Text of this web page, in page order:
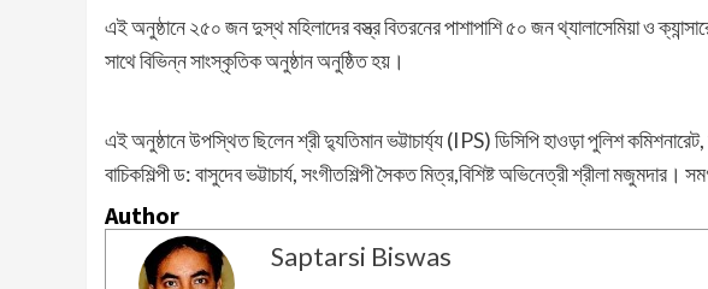
এই অনুষ্ঠানে ২৫০ জন দুস্থ মহিলাদের বস্ত্র বিতরনের পাশাপাশি ৫০ জন থ্যালাসেমিয়া ও
সাথে বিভিন্ন সাংস্কৃতিক অনুষ্ঠান অনুষ্ঠিত হয়।
এই অনুষ্ঠানে উপস্থিত ছিলেন শ্রী দ্যুতিমান ভট্টাচার্য্য (IPS) ডিসিপি হাওড়া পুলিশ
বাচিকশিল্পী ড: বাসুদেব ভট্টাচার্য, সংগীতশিল্পী সৈকত মিত্র,বিশিষ্ট অভিনেত্রী শ্রীলা মজুমদার।
Author
Saptarsi Biswas